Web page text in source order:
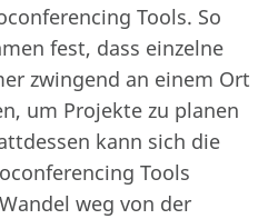
Tools. So
fest, dass einzelne
zwingend an einem Ort
um Projekte zu planen
kann sich die
Tools
weg von der